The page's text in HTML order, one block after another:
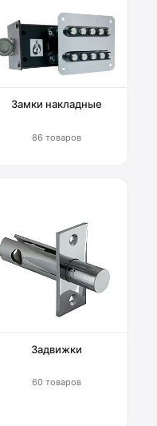
Замки накладные
86 товаров
Задвижки
60 товаров